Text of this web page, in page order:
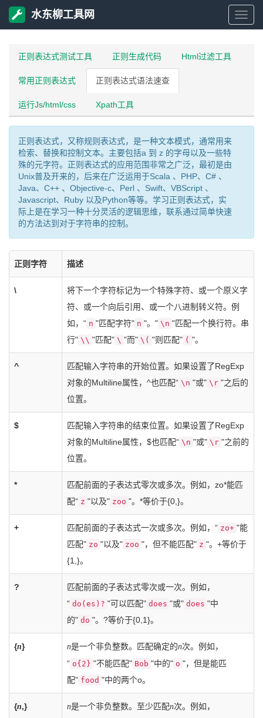
水
水东柳工具网
正则表达式测试工具 正则生成代码 Html过滤工具
常用正则表达式 正则表达式语法速查
运行Js/html/css Xpath工具
正则表达式，又称规则表达式，是一种文本模式，通常用来
检索、替换和控制文本。主要包括a 到 z 的字母以及一些特
殊的元字符。正则表达式的应用范围非常之广泛，最初是由
Unix普及开来的，后来在广泛运用于Scala 、PHP、C# 、
Java、C++ 、Objective-c、Perl 、Swift、VBScript 、
Javascript、Ruby 以及Python等等。学习正则表达式，实
际上是在学习一种十分灵活的逻辑思维，联系通过简单快速
的方法达到对于字符串的控制。
正则字符 描述
\
将下一个字符标记为一个特殊字符、或一个原义字
符、或一个向后引用、或一个八进制转义符。例
如，“ n "匹配字符" n "。" \n "匹配一个换行符。串
行" \\ "匹配" \ "而" \( "则匹配" ( "。
^
匹配输入字符串的开始位置。如果设置了RegExp
对象的Multiline属性，^也匹配“ \n "或" \r "之后的
位置。
$
匹配输入字符串的结束位置。如果设置了RegExp
对象的Multiline属性，$也匹配“ \n "或" \r "之前的
位置。
*
匹配前面的子表达式零次或多次。例如，zo*能匹
配“ z "以及" zoo "。*等价于{0,}。
+ 匹配前面的子表达式一次或多次。例如，“ zo+ "能
匹配" zo "以及" zoo "，但不能匹配" z "。+等价于
{1,}。
?
匹配前面的子表达式零次或一次。例如，
“ do(es)? "可以匹配" does "或" does "中
的" do "。?等价于{0,1}。
{n} n是一个非负整数。匹配确定的n次。例如，
“ o{2} "不能匹配" Bob "中的" o "，但是能匹
配" food "中的两个o。
{n,} n是一个非负整数。至少匹配n次。例如，